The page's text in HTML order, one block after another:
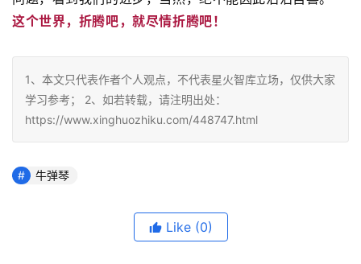
这个世界，折腾吧，就尽情折腾吧！
1、本文只代表作者个人观点，不代表星火智库立场，仅供大家
学习参考； 2、如若转载，请注明出处：
https://www.xinghuozhiku.com/448747.html
牛弹琴
Like (0)